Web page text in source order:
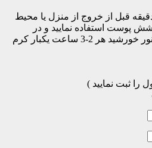
ضد آفتاب ژوت را 30 دقیقه قبل از خروج از منزل یا محیط
پوست استفاده نمایید و در
صورت تداوم حضوردر زیر نور خورشید هر 2-3 ساعت یکبار کرم
را ثبت نمایید )